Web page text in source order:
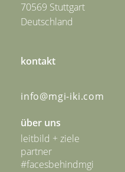
70569 Stuttgart
Deutschland
kontakt
info@mgi-iki.com
über uns
leitbild + ziele
partner
#facesbehindmgi